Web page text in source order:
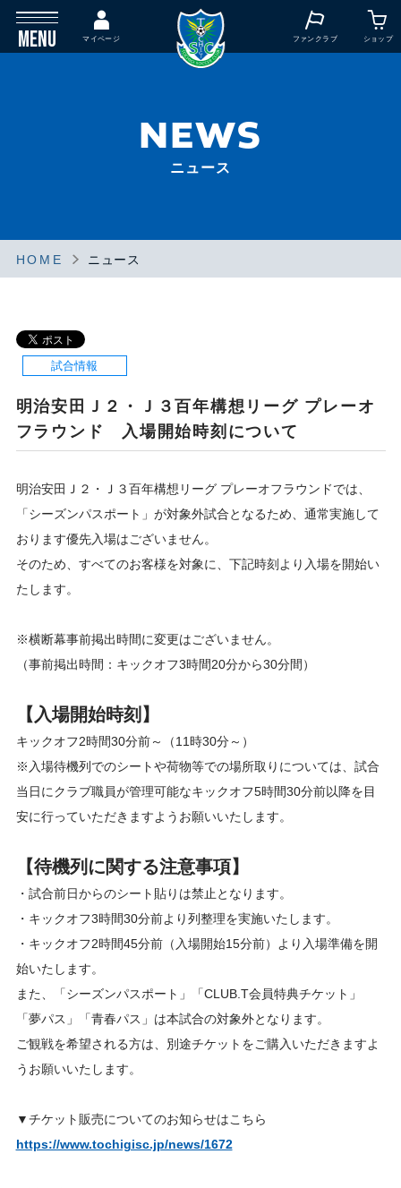
MENU マイページ ファンクラブ ショップ
NEWS
ニュース
HOME ニュース
試合情報
明治安田Ｊ２・Ｊ３百年構想リーグ プレーオ
フラウンド 入場開始時刻について
明治安田Ｊ２・Ｊ３百年構想リーグ プレーオフラウンドでは、
「シーズンパスポート」が対象外試合となるため、通常実施して
おります優先入場はございません。
そのため、すべてのお客様を対象に、下記時刻より入場を開始い
たします。
※横断幕事前掲出時間に変更はございません。
（事前掲出時間：キックオフ3時間20分から30分間）
【入場開始時刻】
キックオフ2時間30分前～（11時30分～）
※入場待機列でのシートや荷物等での場所取りについては、試合
当日にクラブ職員が管理可能なキックオフ5時間30分前以降を目
安に行っていただきますようお願いいたします。
【待機列に関する注意事項】
・試合前日からのシート貼りは禁止となります。
・キックオフ3時間30分前より列整理を実施いたします。
・キックオフ2時間45分前（入場開始15分前）より入場準備を開
始いたします。
また、「シーズンパスポート」「CLUB.T会員特典チケット」
「夢パス」「青春パス」は本試合の対象外となります。
ご観戦を希望される方は、別途チケットをご購入いただきますよ
うお願いいたします。
▼チケット販売についてのお知らせはこちら
https://www.tochigisc.jp/news/1672